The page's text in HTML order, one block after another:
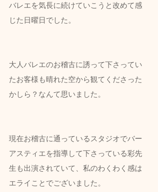
バレエを気長に続けていこうと改めて感
じた日曜日でした。
大人バレエのお稽古に誘って下さってい
たお客様も晴れた空から観てくださった
かしら？なんて思いました。
現在お稽古に通っているスタジオでバー
アスティエを指導して下さっている彩先
生も出演されていて、私のわくわく感は
エライことでございました。